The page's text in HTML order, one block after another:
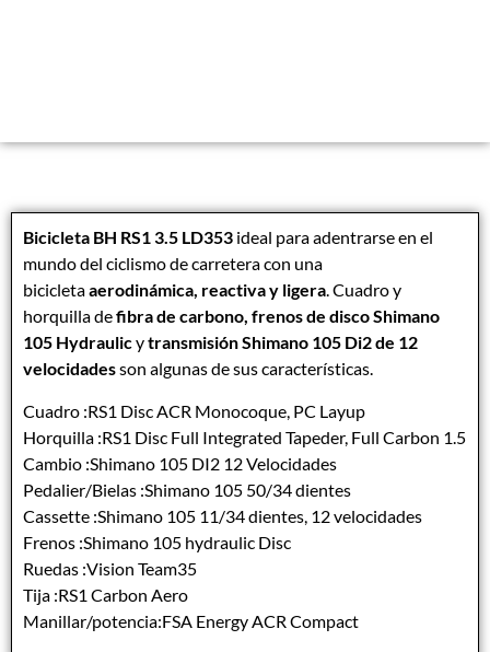
Bicicleta BH RS1 3.5 LD353 ideal para adentrarse en el
mundo del ciclismo de carretera con una
bicicletaaerodinámica, reactiva y ligera. Cuadro y
horquilla defibra de carbono, frenos de disco Shimano
105 Hydraulicytransmisión Shimano 105 Di2 de 12
velocidadesson algunas de sus características.
Cuadro :RS1 Disc ACR Monocoque, PC Layup
Horquilla :RS1 Disc Full Integrated Tapeder, Full Carbon 1.5
Cambio :Shimano 105 DI2 12 Velocidades
Pedalier/Bielas :Shimano 105 50/34 dientes
Cassette :Shimano 105 11/34 dientes, 12 velocidades
Frenos :Shimano 105 hydraulic Disc
Ruedas :Vision Team35
Tija :RS1 Carbon Aero
Manillar/potencia:FSA Energy ACR Compact